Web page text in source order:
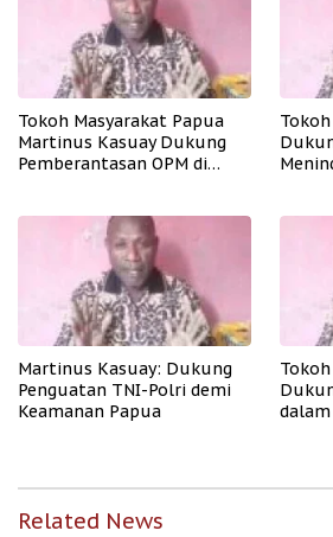
Tokoh Masyarakat Papua
Martinus Kasuay Dukung
Pemberantasan OPM di
Martinus Kasuay: Dukung
Penguatan TNI-Polri demi
Keamanan Papua
Related News